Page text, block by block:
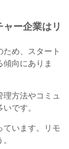
ー企業はリ
め、スタート
向にありま
方法やコミュ
です。
います。リモ